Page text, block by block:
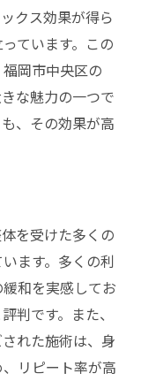
活習慣
クス効果が得ら
ています。この
岡市中央区の
な魅力の一つで
、その効果が高
を受けた多くの
ます。多くの利
和を実感してお
判です。また、
れた施術は、身
リピート率が高